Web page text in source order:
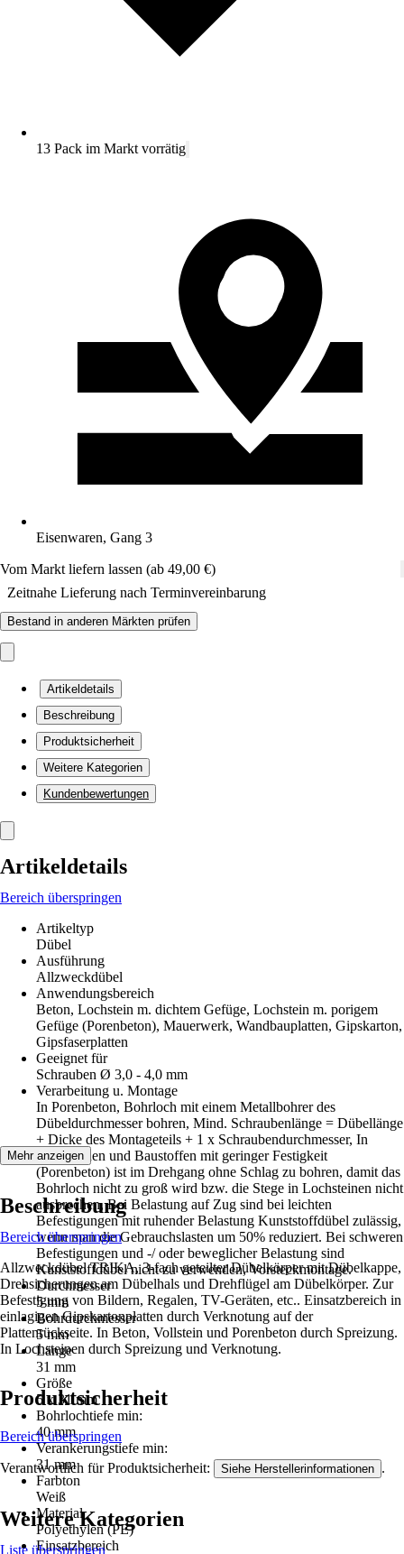
13 Pack im Markt vorrätig
Eisenwaren, Gang 3
Vom Markt liefern lassen (ab 49,00 €)
Zeitnahe Lieferung nach Terminvereinbarung
Bestand in anderen Märkten prüfen
Artikeldetails
Beschreibung
Produktsicherheit
Weitere Kategorien
Kundenbewertungen
Artikeldetails
Bereich überspringen
Artikeltyp
Dübel
Ausführung
Allzweckdübel
Anwendungsbereich
Beton, Lochstein m. dichtem Gefüge, Lochstein m. porigem
Gefüge (Porenbeton), Mauerwerk, Wandbauplatten, Gipskarton,
Gipsfaserplatten
Geeignet für
Schrauben Ø 3,0 - 4,0 mm
Verarbeitung u. Montage
In Porenbeton, Bohrloch mit einem Metallbohrer des
Dübeldurchmesser bohren, Mind. Schraubenlänge = Dübellänge
+ Dicke des Montageteils + 1 x Schraubendurchmesser, In
Lochsteinen und Baustoffen mit geringer Festigkeit
(Porenbeton) ist im Drehgang ohne Schlag zu bohren, damit das
Bohrloch nicht zu groß wird bzw. die Stege in Lochsteinen nicht
ausbrechen, Bei Belastung auf Zug sind bei leichten
Befestigungen mit ruhender Belastung Kunststoffdübel zulässig,
wenn man die Gebrauchslasten um 50% reduziert. Bei schweren
Befestigungen und -/ oder beweglicher Belastung sind
Kunststoffdübel nicht zu verwenden, Vorsteckmontage.
Durchmesser
5 mm
Bohrdurchmesser
5 mm
Länge
31 mm
Größe
5 x 31 mm
Bohrlochtiefe min:
40 mm
Verankerungstiefe min:
31 mm
Farbton
Weiß
Material
Polyethylen (PE)
Einsatzbereich
Mehr anzeigen
Beschreibung
Bereich überspringen
Allzweckdübel TRIKA, 3-fach geteilter Dübelkörper mit Dübelkappe,
Drehsicherungen am Dübelhals und Drehflügel am Dübelkörper. Zur
Befestigung von Bildern, Regalen, TV-Geräten, etc.. Einsatzbereich in
einlagigen Gipskartonplatten durch Verknotung auf der
Plattenrückseite. In Beton, Vollstein und Porenbeton durch Spreizung.
In Lochsteinen durch Spreizung und Verknotung.
Produktsicherheit
Bereich überspringen
Verantwortlich für Produktsicherheit: Siehe Herstellerinformationen .
Weitere Kategorien
Liste überspringen